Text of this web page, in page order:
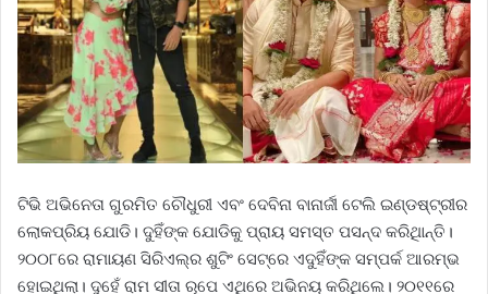
ଟିଭି ଅଭିନେତା ଗୁରମିତ ଚୌଧୁରୀ ଏବଂ ଦେବିନା ବାନାର୍ଜୀ ଟେଲି ଇଣ୍ଡଷ୍ଟ୍ରୀର
ଲୋକପ୍ରିୟ ଯୋଡି। ଦୁହିଁଙ୍କ ଯୋଡିକୁ ପ୍ରାୟ ସମସ୍ତ ପସନ୍ଦ କରିଥିାନ୍ତି।
୨୦୦୮ରେ ରାମାୟଣ ସିରିଏଲ୍‌ର ଶୁଟିଂ ସେଟ୍‌ରେ ଏଦୁହିଁଙ୍କ ସମ୍ପର୍କ ଆରମ୍ଭ
ହୋଇଥିଲା। ଦୁହେଁ ରାମ ସୀତା ରୂପେ ଏଥିରେ ଅଭିନୟ କରିଥିଲେ। ୨୦୧୧ରେ